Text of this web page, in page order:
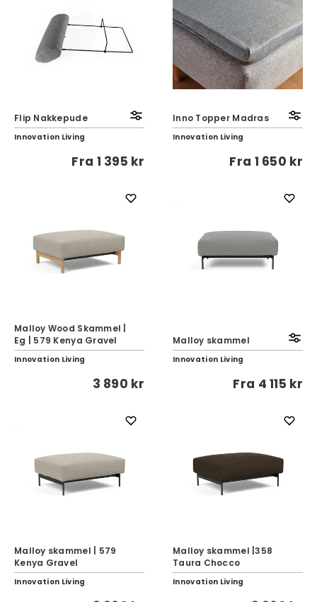
Flip Nakkepude
Innovation Living
Fra 1 395 kr
Inno Topper Madras
Innovation Living
Fra 1 650 kr
Malloy Wood Skammel |
Eg | 579 Kenya Gravel
Innovation Living
3 890 kr
Malloy skammel
Innovation Living
Fra 4 115 kr
Malloy skammel | 579
Kenya Gravel
Innovation Living
Malloy skammel |358
Taura Chocco
Innovation Living